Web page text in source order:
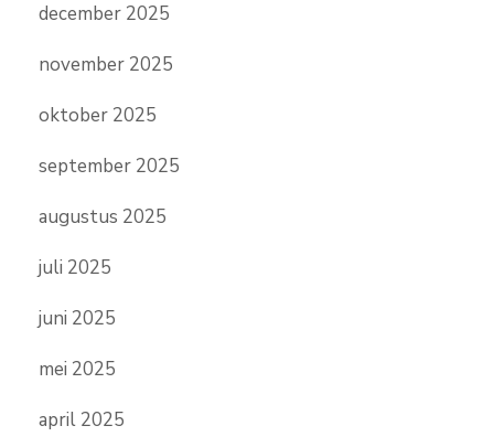
december 2025
november 2025
oktober 2025
september 2025
augustus 2025
juli 2025
juni 2025
mei 2025
april 2025